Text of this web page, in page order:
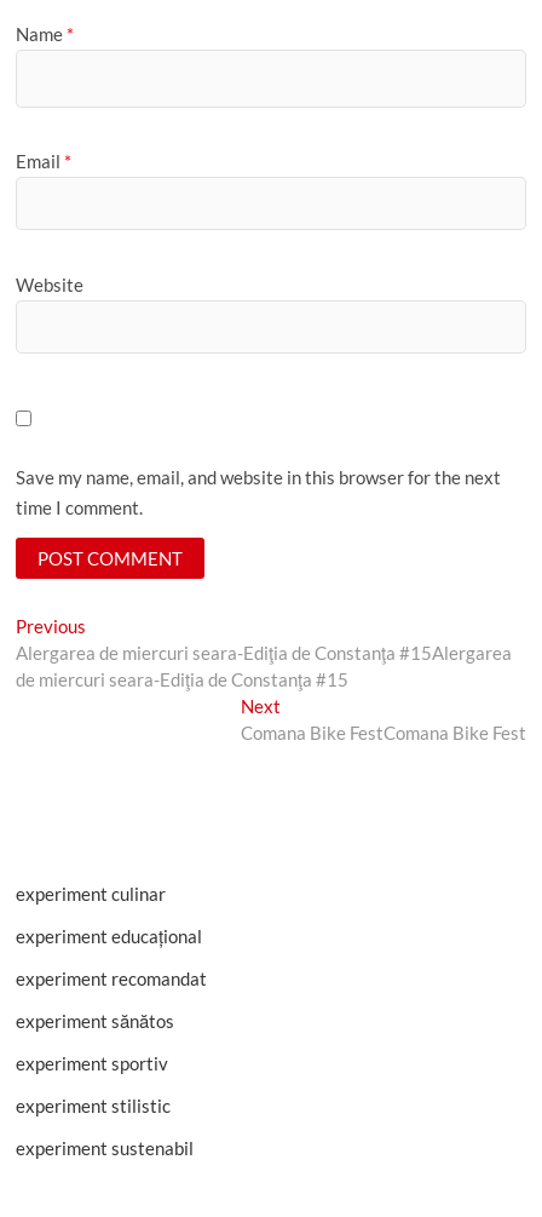
Name *
Email *
Website
Save my name, email, and website in this browser for the next
time I comment.
Post
navigation
Previous
post:
Alergarea de miercuri seara-Ediţia de Constanţa #15Alergarea
de miercuri seara-Ediţia de Constanţa #15
NextNext
post:
Comana Bike FestComana Bike Fest
experiment culinar
experiment educațional
experiment recomandat
experiment sănătos
experiment sportiv
experiment stilistic
experiment sustenabil